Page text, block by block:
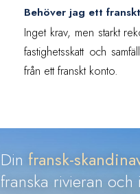
Behöver jag ett
Inget krav, men starkt
fastighetsskatt och
från ett franskt konto.
Din fransk-
franska rivieran och